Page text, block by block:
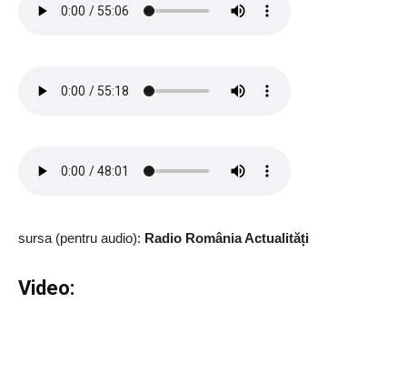
sursa (pentru audio): Radio România Actualități
Video: